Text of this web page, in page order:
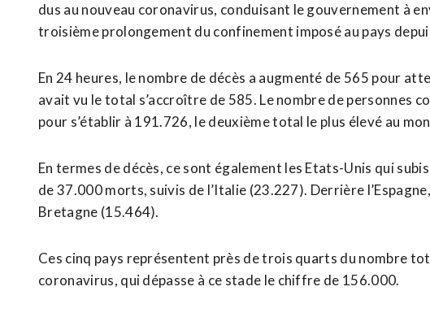
dus au nouveau coronavirus, conduisant le gouvernement à
troisième prolongement du confinement imposé au pays
En 24 heures, le nombre de décès a augmenté de 565 pour
avait vu le total s’accroître de 585. Le nombre de personnes
pour s’établir à 191.726, le deuxième total le plus élevé au
En termes de décès, ce sont également les Etats-Unis qui
de 37.000 morts, suivis de l’Italie (23.227). Derrière
Bretagne (15.464).
Ces cinq pays représentent près de trois quarts du nombre
coronavirus, qui dépasse à ce stade le chiffre de 156.000.